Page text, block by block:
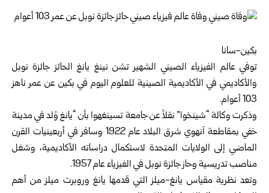
بكين-سانا
توفي عالم الفيزياء الصيني الشهير تشن نينغ يانغ الحائز جائزة نوبل
والأكاديمي في الأكاديمية الصينية للعلوم اليوم في بكين عن عمر ناهز
103 أعوام.
وذكرت وكالة “شينخوا” نقلاً عن جامعة تسينغهوا بأن “يانغ وُلد في مدينة
خفي بمقاطعة آنهوي شرق البلاد عام 1922 وسافر في أربعينيات القرن
الماضي إلى الولايات المتحدة لاستكمال دراساته الأكاديمية، وشغل
مناصب تدريسية وحاز جائزة نوبل في الفيزياء عام 1957.
وتعد نظرية مقياس يانغ-ميلز التي قدمها يانغ وروبرت ميلز من أهم